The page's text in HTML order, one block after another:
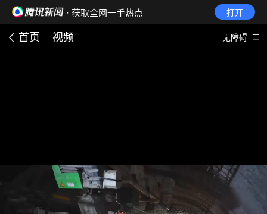
· 获取全网一手热点 打开
首页 视频 无障碍